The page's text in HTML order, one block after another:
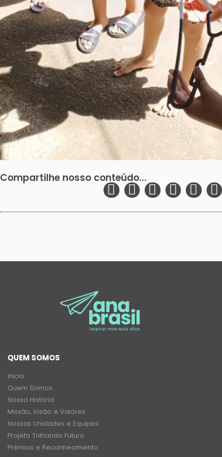
Compartilhe nosso conteúdo...
QUEM SOMOS
Início
Quem Somos
Nossa História
Missão, Visão e Valores
Nossas Unidades e Equipes
Projeto Trilhando Futuro
Prêmios e Reconhecimento